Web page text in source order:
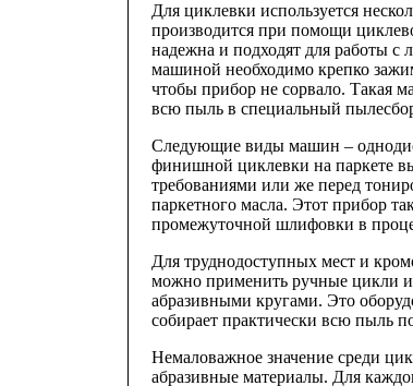
Для циклевки используется
производится при помощи
надежна и подходят для работы
машиной необходимо крепко
чтобы прибор не сорвало. Такая
всю пыль в специальный
Следующие виды машин –
финишной циклевки на паркете
требованиями или же перед
паркетного масла. Этот прибор
промежуточной шлифовки в
Для труднодоступных мест и
можно применить ручные цикли
абразивными кругами. Это
собирает практически всю пыль
Немаловажное значение среди
абразивные материалы. Для